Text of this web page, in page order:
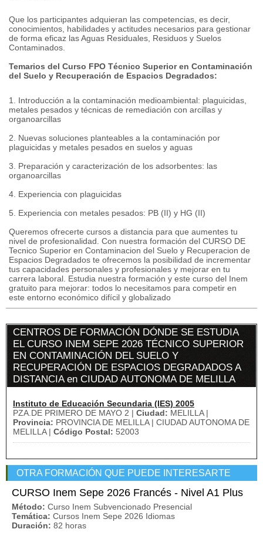
Que los participantes adquieran las competencias, es decir,
conocimientos, habilidades y actitudes necesarios para gestionar
de forma eficaz las Aguas Residuales, Residuos y Suelos
Contaminados.
Temarios del Curso FPO Técnico Superior en Contaminación
del Suelo y Recuperación de Espacios Degradados:
1. Introducción a la contaminación medioambiental: plaguicidas,
metales pesados y técnicas de remediación con arcillas y
organoarcillas
2. Nuevas soluciones planteables a la contaminación por
plaguicidas y metales pesados en suelos y aguas
3. Preparación y caracterización de los adsorbentes: las
organoarcillas
4. Experiencia con plaguicidas
5. Experiencia con metales pesados: PB (II) y HG (II)
Queremos ofrecerte cursos a distancia para que aumentes tu
nivel de profesionalidad. Con nuestra formación del CURSO DE
Tecnico Superior en Contaminacion del Suelo y Recuperacion de
Espacios Degradados te ofrecemos la posibilidad de incrementar
tus capacidades personales y profesionales y mejorar en tu
carrera laboral. Estudia nuestra formación y este curso del Inem
gratuito para mejorar: todos lo necesitamos para competir en
este entorno económico difícil y globalizado
CENTROS DE FORMACIÓN DÓNDE SE ESTUDIA
EL CURSO INEM SEPE 2026 TÉCNICO SUPERIOR
EN CONTAMINACIÓN DEL SUELO Y
RECUPERACIÓN DE ESPACIOS DEGRADADOS A
DISTANCIA en CIUDAD AUTONOMA DE MELILLA
Instituto de Educación Secundaria (IES) 2005
PZA.DE PRIMERO DE MAYO 2 | Ciudad: MELILLA |
Provincia: PROVINCIA DE MELILLA | CIUDAD AUTONOMA DE
MELILLA | Código Postal: 52003
OTRA FORMACIÓN QUE PUEDE INTERESARTE
CURSO Inem Sepe 2026 Francés - Nivel A1 Plus
Método: Curso Inem Subvencionado Presencial
Temática: Cursos Inem Sepe 2026 Idiomas
Duración: 82 horas